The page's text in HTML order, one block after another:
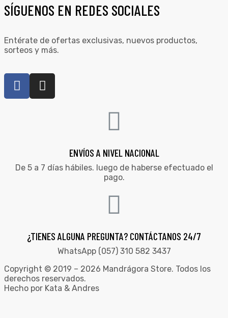
SÍGUENOS EN REDES SOCIALES
Entérate de ofertas exclusivas, nuevos productos,
sorteos y más.
ENVÍOS A NIVEL NACIONAL
De 5 a 7 días hábiles. luego de haberse efectuado el
pago.
¿TIENES ALGUNA PREGUNTA? CONTÁCTANOS 24/7
WhatsApp (057) 310 582 3437
Copyright © 2019 – 2026 Mandrágora Store. Todos los
derechos reservados.
Hecho por Kata & Andres